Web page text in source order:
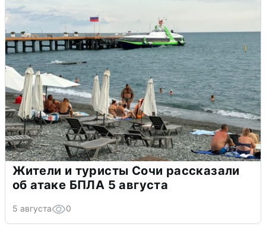
Жители и туристы Сочи рассказали
об атаке БПЛА 5 августа
5 августа 0